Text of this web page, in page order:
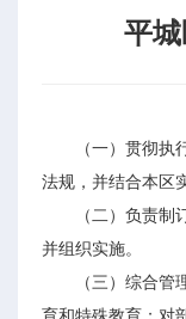
平
（一）贯彻
法规，并结合本区
（二）负责制
并组织实施。
（三）综合